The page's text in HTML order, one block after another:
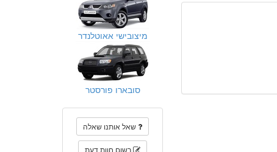
מיצובישי אאוטלנדר
סובארו פורסטר
שאל אותנו שאלה
רשום חוות דעת